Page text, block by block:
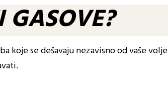
koje se dešavaju nezavisno od vaše volje